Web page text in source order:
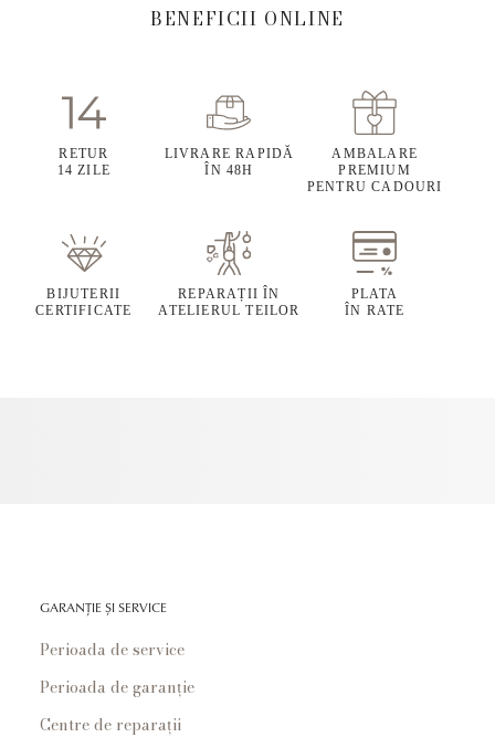
BENEFICII ONLINE
RETUR
14 ZILE
LIVRARE RAPIDĂ
ÎN 48H
AMBALARE
PREMIUM
PENTRU CADOURI
BIJUTERII
CERTIFICATE
REPARAȚII ÎN
ATELIERUL TEILOR
PLATA
ÎN RATE
GARANȚIE ȘI SERVICE
Perioada de service
Perioada de garanție
Centre de reparații